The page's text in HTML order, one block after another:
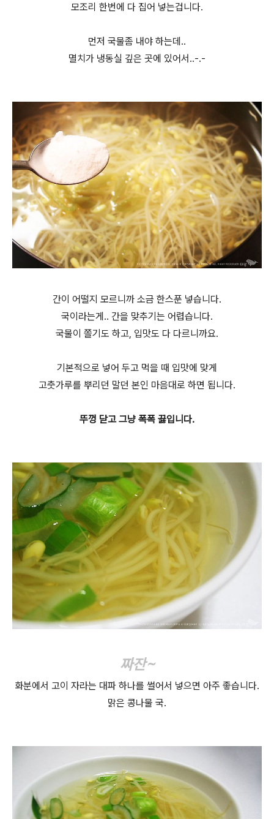
모조리 한번에 다 집어 넣는겁니다.
먼저 국물좀 내야 하는데..
멸치가 냉동실 깊은 곳에 있어서..-.-
간이 어떨지 모르니까 소금 한스푼 넣습니다.
국이라는게.. 간을 맞추기는 어렵습니다.
국물이 쫄기도 하고, 입맛도 다 다르니까요.
기본적으로 넣어 두고 먹을 때 입맛에 맞게
고춧가루를 뿌리던 말던 본인 마음대로 하면 됩니다.
뚜껑 닫고 그냥 폭폭 끓입니다.
짜잔~
화분에서 고이 자라는 대파 하나를 썰어서 넣으면 아주 좋습니다.
맑은 콩나물 국.